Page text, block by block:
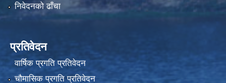
निवेदनको ढाँचा
प्रतिवेदन
वार्षिक प्रगति प्रतिवेदन
चौमासिक प्रगति प्रतिवेदन